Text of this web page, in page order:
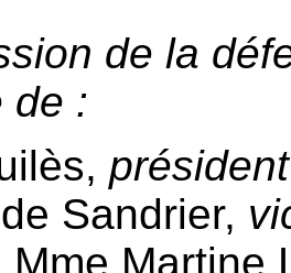
de la
de :
président
Sandrier,
Mme